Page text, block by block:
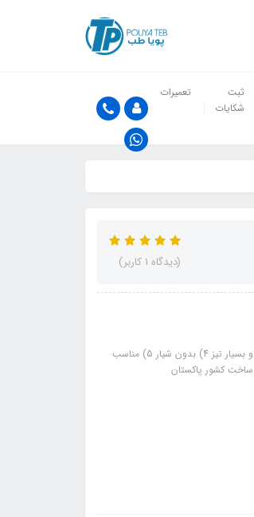
ثبت
شکایات
تعمیرات
(دیدگاه 1 کاربر)
ویژگی های محصول: 1) طول سرقلم 5 میلی متر می باشد. 2) طول پنس 11 سانتی متر می باشد. 3) سر کج و بسیار تیز 4) بدون شیار 5) مناسب